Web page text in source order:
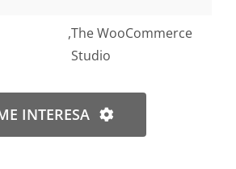
,The WooCommerce
Studio
INTERESA